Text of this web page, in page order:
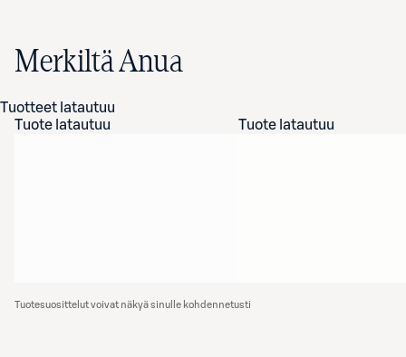
Merkiltä Anua
Tuotteet latautuu
Tuote latautuu
Tuote latautuu
Tuotesuosittelut voivat näkyä sinulle kohdennetusti